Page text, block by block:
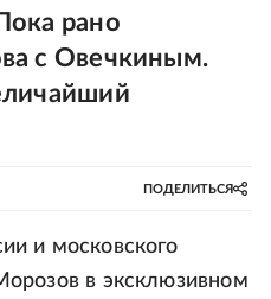
рано
с Овечкиным.
ПОДЕЛИТЬСЯ
и московского
в эксклюзивном